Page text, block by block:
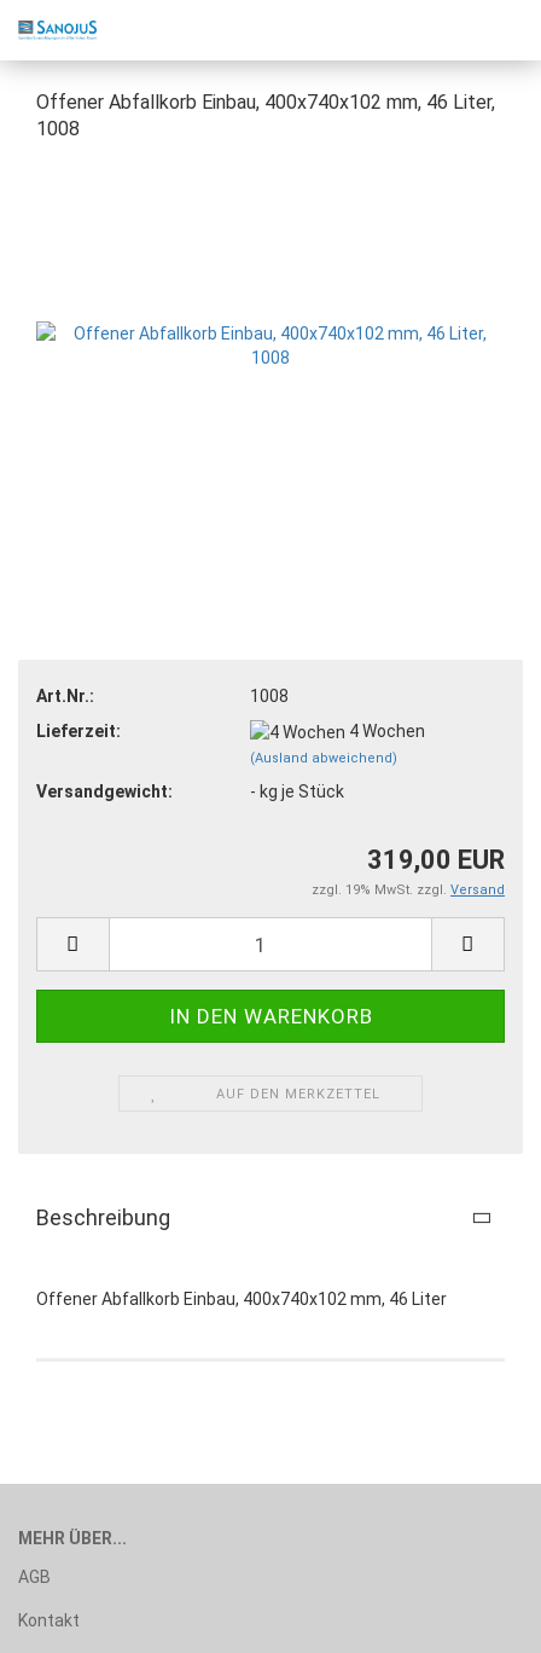
Offener Abfallkorb Einbau, 400x740x102 mm, 46 Liter,
1008
Art.Nr.:
1008
Lieferzeit:
4 Wochen
(Ausland abweichend)
Versandgewicht: - kg je Stück
319,00 EUR
zzgl. 19% MwSt. zzgl. Versand
AUF DEN MERKZETTEL
Beschreibung
Offener Abfallkorb Einbau, 400x740x102 mm, 46 Liter
MEHR ÜBER...
AGB
Kontakt